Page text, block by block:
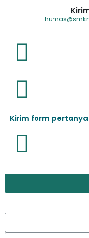
Kirim form